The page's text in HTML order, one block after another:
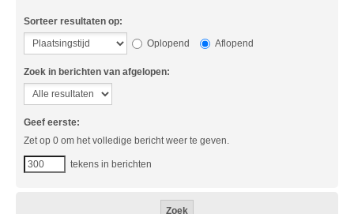
Sorteer resultaten op:
Oplopend
Aflopend
Zoek in berichten van afgelopen:
Geef eerste:
Zet op 0 om het volledige bericht weer te geven.
tekens in berichten